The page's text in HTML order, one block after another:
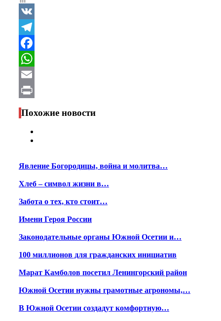
VK
Telegram
Facebook
WhatsApp
Email
Print
Похожие новости
Явление Богородицы, война и молитва…
Хлеб – символ жизни в…
Забота о тех, кто стоит…
Имени Героя России
Законодательные органы Южной Осетии и…
100 миллионов для гражданских инициатив
Марат Камболов посетил Ленингорский район
Южной Осетии нужны грамотные агрономы,…
В Южной Осетии создадут комфортную…